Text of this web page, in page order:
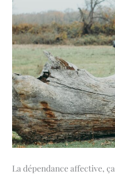
La dépendance affective,